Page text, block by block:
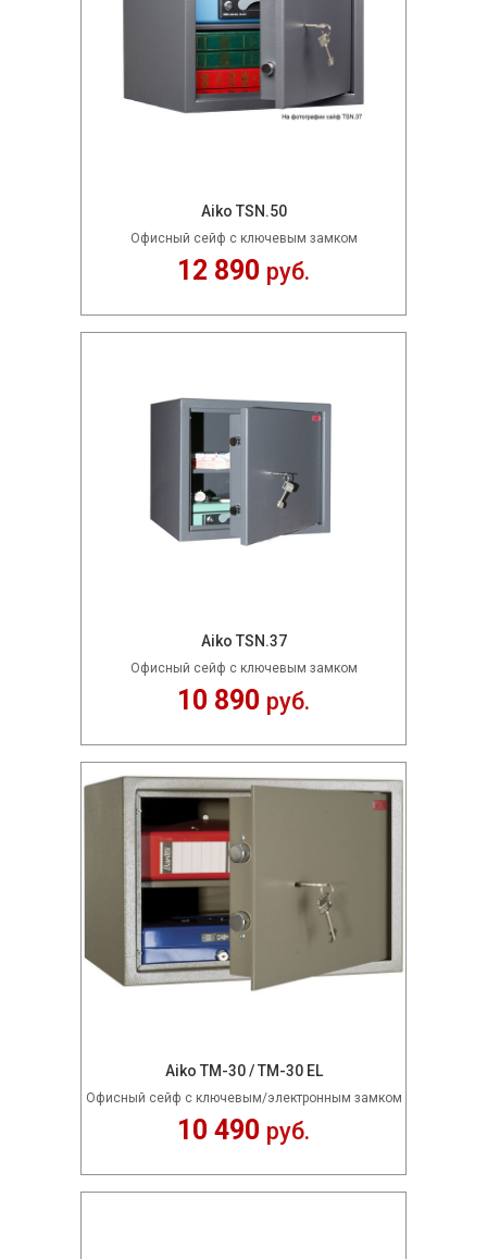
Aiko TSN.50
Офисный сейф с ключевым замком
12 890 руб.
Aiko TSN.37
Офисный сейф с ключевым замком
10 890 руб.
Aiko TM-30 / TM-30 EL
Офисный сейф с ключевым/электронным замком
10 490 руб.